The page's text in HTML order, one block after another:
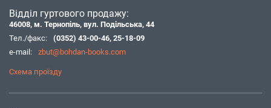
Відділ гуртового продажу:
46008, м. Тернопіль, вул. Подільська, 44
Тел./факс:
(0352) 43-00-46, 25-18-09
e-mail:
zbut@bohdan-books.com
Схема проїзду